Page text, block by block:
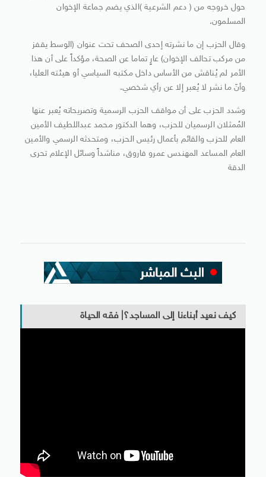
حول خروجه من ( دعم الشرعية )الذي يضم جماعة الإخوان
المسلمون.
وقال الحزب إن ما نشرته إحدى الصحف تحت عنوان (الوسط يقفز
من مركب تحالف الإخوان) عارٍ تماما عن الصحة، مؤكداً على أن هذا
الأمر لم يُناقش من الأساس داخل مكتبه السياسي أو هيئته العليا،
وأنّ ما نشر لا يُعبر إلا عن رأي شخصي.
وشدد الحزب على أن مواقف الحزب الرسمية وتصريحاته يُعبر عنها
المُمثلان الرسميان للحزب، وهما الدكتور محمد عبداللطيف الأمين
العام للحزب والقائم بأعمال رئيس الحزب، ومتحدثه الرسمي والأمين
العام المساعد المهندس عمرو فاروق، مناشداً وسائل الإعلام تحرى
الدقة
كيف نعيد أبناءنا إلى المساجد؟| فقه الحياة